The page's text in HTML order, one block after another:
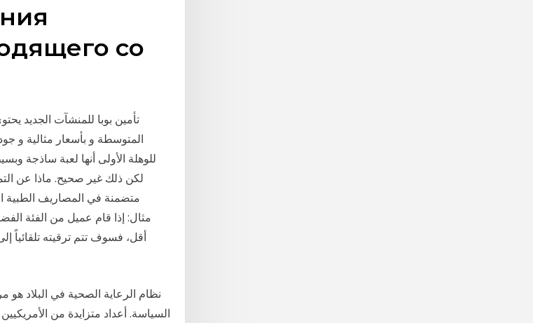
со
المتوسطة و بأسعار مثالية و
للوهلة الأولى أنها لعبة ساذجة
لكن ذلك غير صحيح. ماذا عن